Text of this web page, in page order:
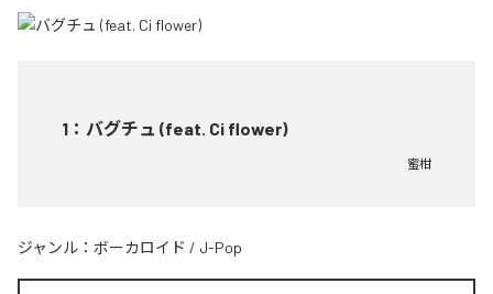
1 ： バグチュ (feat. Ci flower)
蜜柑
ジャンル： ボーカロイド / J-Pop